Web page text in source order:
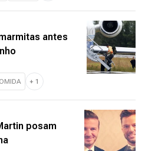
antes
+ 1
posam